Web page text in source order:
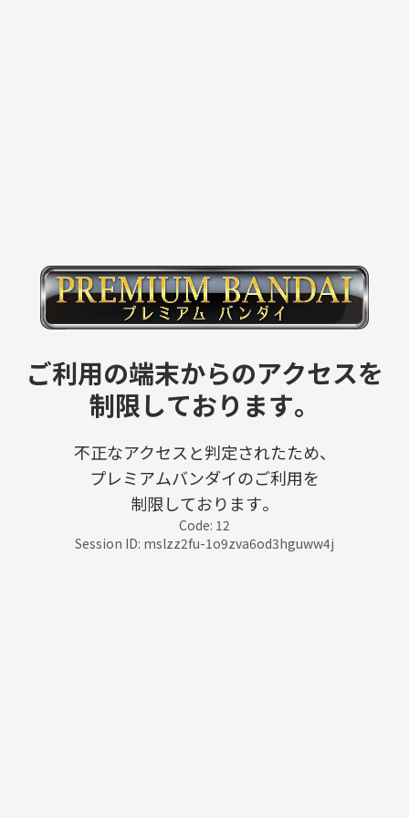
ご利用の端末からのアクセスを
制限しております。
不正なアクセスと判定されたため、
プレミアムバンダイのご利用を
制限しております。
Code: 12
Session ID: mslzz2fu-1o9zva6od3hguww4j